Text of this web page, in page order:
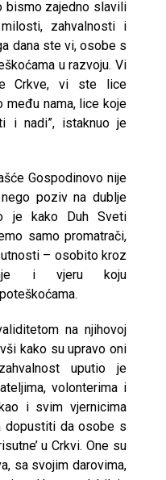
bismo zajedno slavili
zahvalnosti i
dana ste vi, osobe s
u razvoju. Vi
Crkve, vi ste lice
među nama, lice koje
i nadi”, istaknuo je
Gospodinovo nije
poziv na dublje
je kako Duh Sveti
samo promatrači,
– osobito kroz
i vjeru koju
na njihovoj
kako su upravo oni
uputio je
volonterima i
i svim vjernicima
dopustiti da osobe s
u Crkvi. One su
sa svojim darovima,